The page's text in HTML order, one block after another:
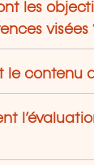
les
visées
le contenu